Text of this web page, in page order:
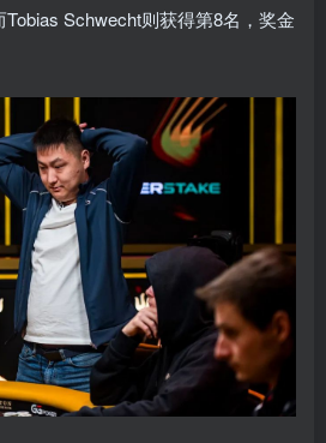
Schwecht则获得第8名，奖金